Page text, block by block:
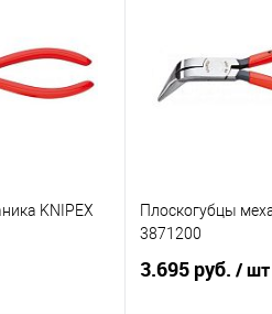
KNIPEX
Плоскогубцы
3871200
3.695 руб. / шт